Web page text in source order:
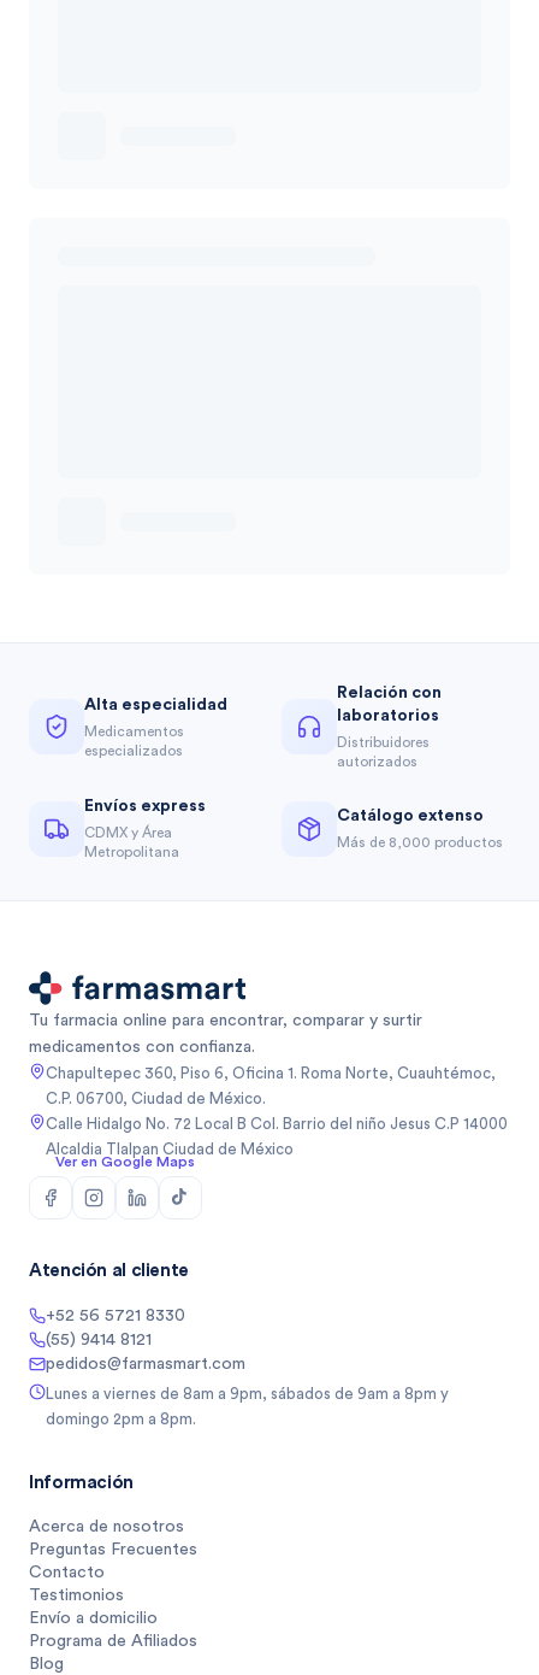
Alta especialidad
Medicamentos
especializados
Relación con
laboratorios
Distribuidores
autorizados
Envíos express
CDMX y Área
Metropolitana
Catálogo extenso
Más de 8,000 productos
Tu farmacia online para encontrar, comparar y surtir
medicamentos con confianza.
Chapultepec 360, Piso 6, Oficina 1. Roma Norte, Cuauhtémoc,
C.P. 06700, Ciudad de México.
Calle Hidalgo No. 72 Local B Col. Barrio del niño Jesus C.P 14000
Alcaldia Tlalpan Ciudad de México
Ver en Google Maps
Atención al cliente
+52 56 5721 8330
(55) 9414 8121
pedidos@farmasmart.com
Lunes a viernes de 8am a 9pm, sábados de 9am a 8pm y
domingo 2pm a 8pm.
Información
Acerca de nosotros
Preguntas Frecuentes
Contacto
Testimonios
Envío a domicilio
Programa de Afiliados
Blog